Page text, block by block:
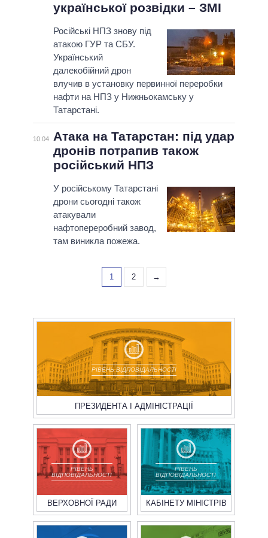
української розвідки – ЗМІ
Російські НПЗ знову під
атакою ГУР та СБУ.
Український
далекобійний дрон
влучив в установку первинної переробки
нафти на НПЗ у Нижньокамську у
Татарстані.
10:04
Атака на Татарстан: під удар
дронів потрапив також
російський НПЗ
У російському Татарстані
дрони сьогодні також
атакували
нафтопереробний завод,
там виникла пожежа.
1 2 →
РІВЕНЬ ВІДПОВІДАЛЬНОСТІ
ПРЕЗИДЕНТА І АДМІНІСТРАЦІЇ
РІВЕНЬ
ВІДПОВІДАЛЬНОСТІ
ВЕРХОВНОЇ РАДИ
РІВЕНЬ
ВІДПОВІДАЛЬНОСТІ
КАБІНЕТУ МІНІСТРІВ